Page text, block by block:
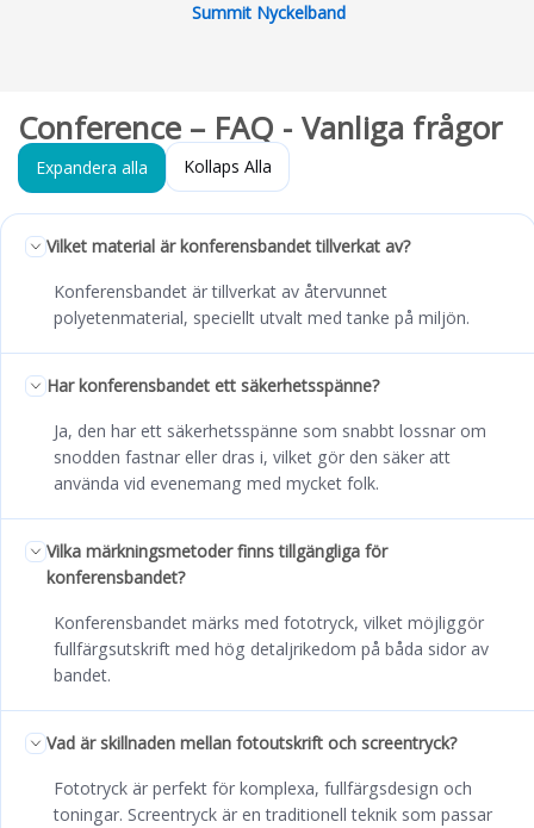
Summit Nyckelband
Conference – FAQ - Vanliga frågor
Expandera alla Kollaps Alla
Vilket material är konferensbandet tillverkat av?
Konferensbandet är tillverkat av återvunnet
polyetenmaterial, speciellt utvalt med tanke på miljön.
Har konferensbandet ett säkerhetsspänne?
Ja, den har ett säkerhetsspänne som snabbt lossnar om
snodden fastnar eller dras i, vilket gör den säker att
använda vid evenemang med mycket folk.
Vilka märkningsmetoder finns tillgängliga för
konferensbandet?
Konferensbandet märks med fototryck, vilket möjliggör
fullfärgsutskrift med hög detaljrikedom på båda sidor av
bandet.
Vad är skillnaden mellan fotoutskrift och screentryck?
Fototryck är perfekt för komplexa, fullfärgsdesign och
toningar. Screentryck är en traditionell teknik som passar